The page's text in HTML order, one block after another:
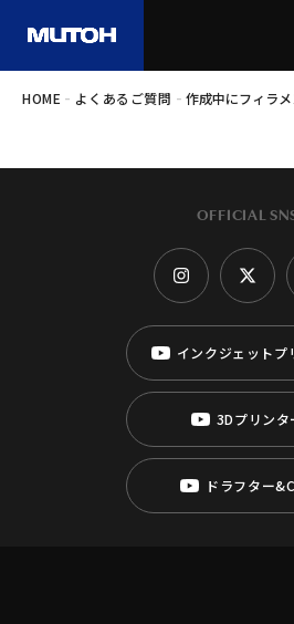
HOME - よくあるご質問 - 作成中にフィラ
OFFICIAL
インクジェットプ
3Dプリンタ
ドラフター